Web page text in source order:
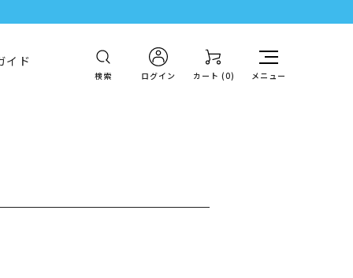
イド
検索 ログイン カート (0) メニュー